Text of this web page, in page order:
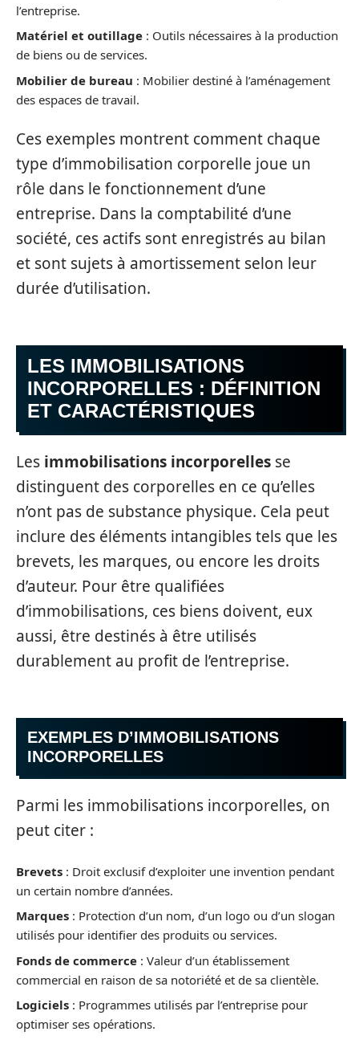
l’entreprise.
Matériel et outillage : Outils nécessaires à la production
de biens ou de services.
Mobilier de bureau : Mobilier destiné à l’aménagement
des espaces de travail.
Ces exemples montrent comment chaque
type d’immobilisation corporelle joue un
rôle dans le fonctionnement d’une
entreprise. Dans la comptabilité d’une
société, ces actifs sont enregistrés au bilan
et sont sujets à amortissement selon leur
durée d’utilisation.
LES IMMOBILISATIONS
INCORPORELLES : DÉFINITION
ET CARACTÉRISTIQUES
Les immobilisations incorporelles se
distinguent des corporelles en ce qu’elles
n’ont pas de substance physique. Cela peut
inclure des éléments intangibles tels que les
brevets, les marques, ou encore les droits
d’auteur. Pour être qualifiées
d’immobilisations, ces biens doivent, eux
aussi, être destinés à être utilisés
durablement au profit de l’entreprise.
EXEMPLES D’IMMOBILISATIONS
INCORPORELLES
Parmi les immobilisations incorporelles, on
peut citer :
Brevets : Droit exclusif d’exploiter une invention pendant
un certain nombre d’années.
Marques : Protection d’un nom, d’un logo ou d’un slogan
utilisés pour identifier des produits ou services.
Fonds de commerce : Valeur d’un établissement
commercial en raison de sa notoriété et de sa clientèle.
Logiciels : Programmes utilisés par l’entreprise pour
optimiser ses opérations.